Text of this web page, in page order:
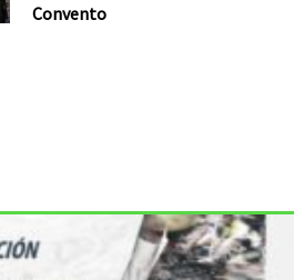
Convento